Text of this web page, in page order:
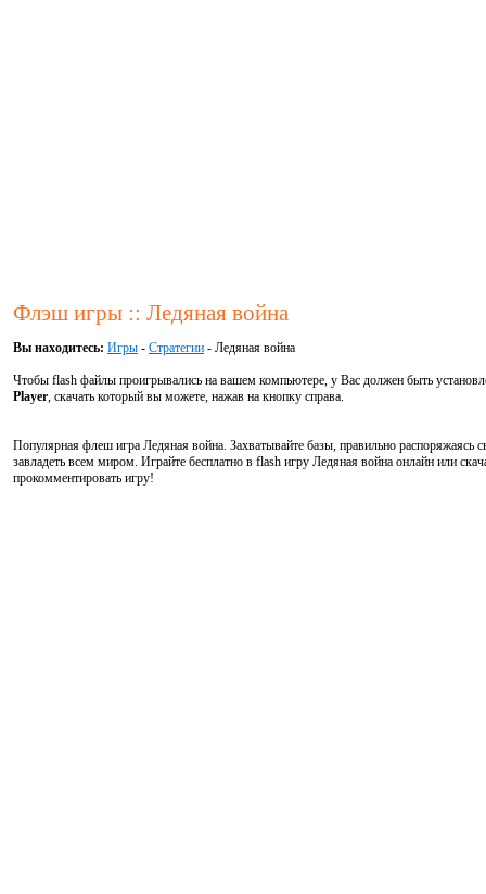
Флэш игры :: Ледяная война
Вы находитесь: Игры - Стратегии - Ледяная война
Чтобы flash файлы проигрывались на вашем компьютере, у Вас должен быть
Player, скачать который вы можете, нажав на кнопку справа.
Популярная флеш игра Ледяная война. Захватывайте базы, правильно распоряжаясь
завладеть всем миром. Играйте бесплатно в flash игру Ледяная война онлайн или
прокомментировать игру!